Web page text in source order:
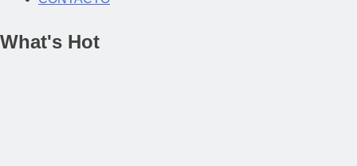
What's Hot